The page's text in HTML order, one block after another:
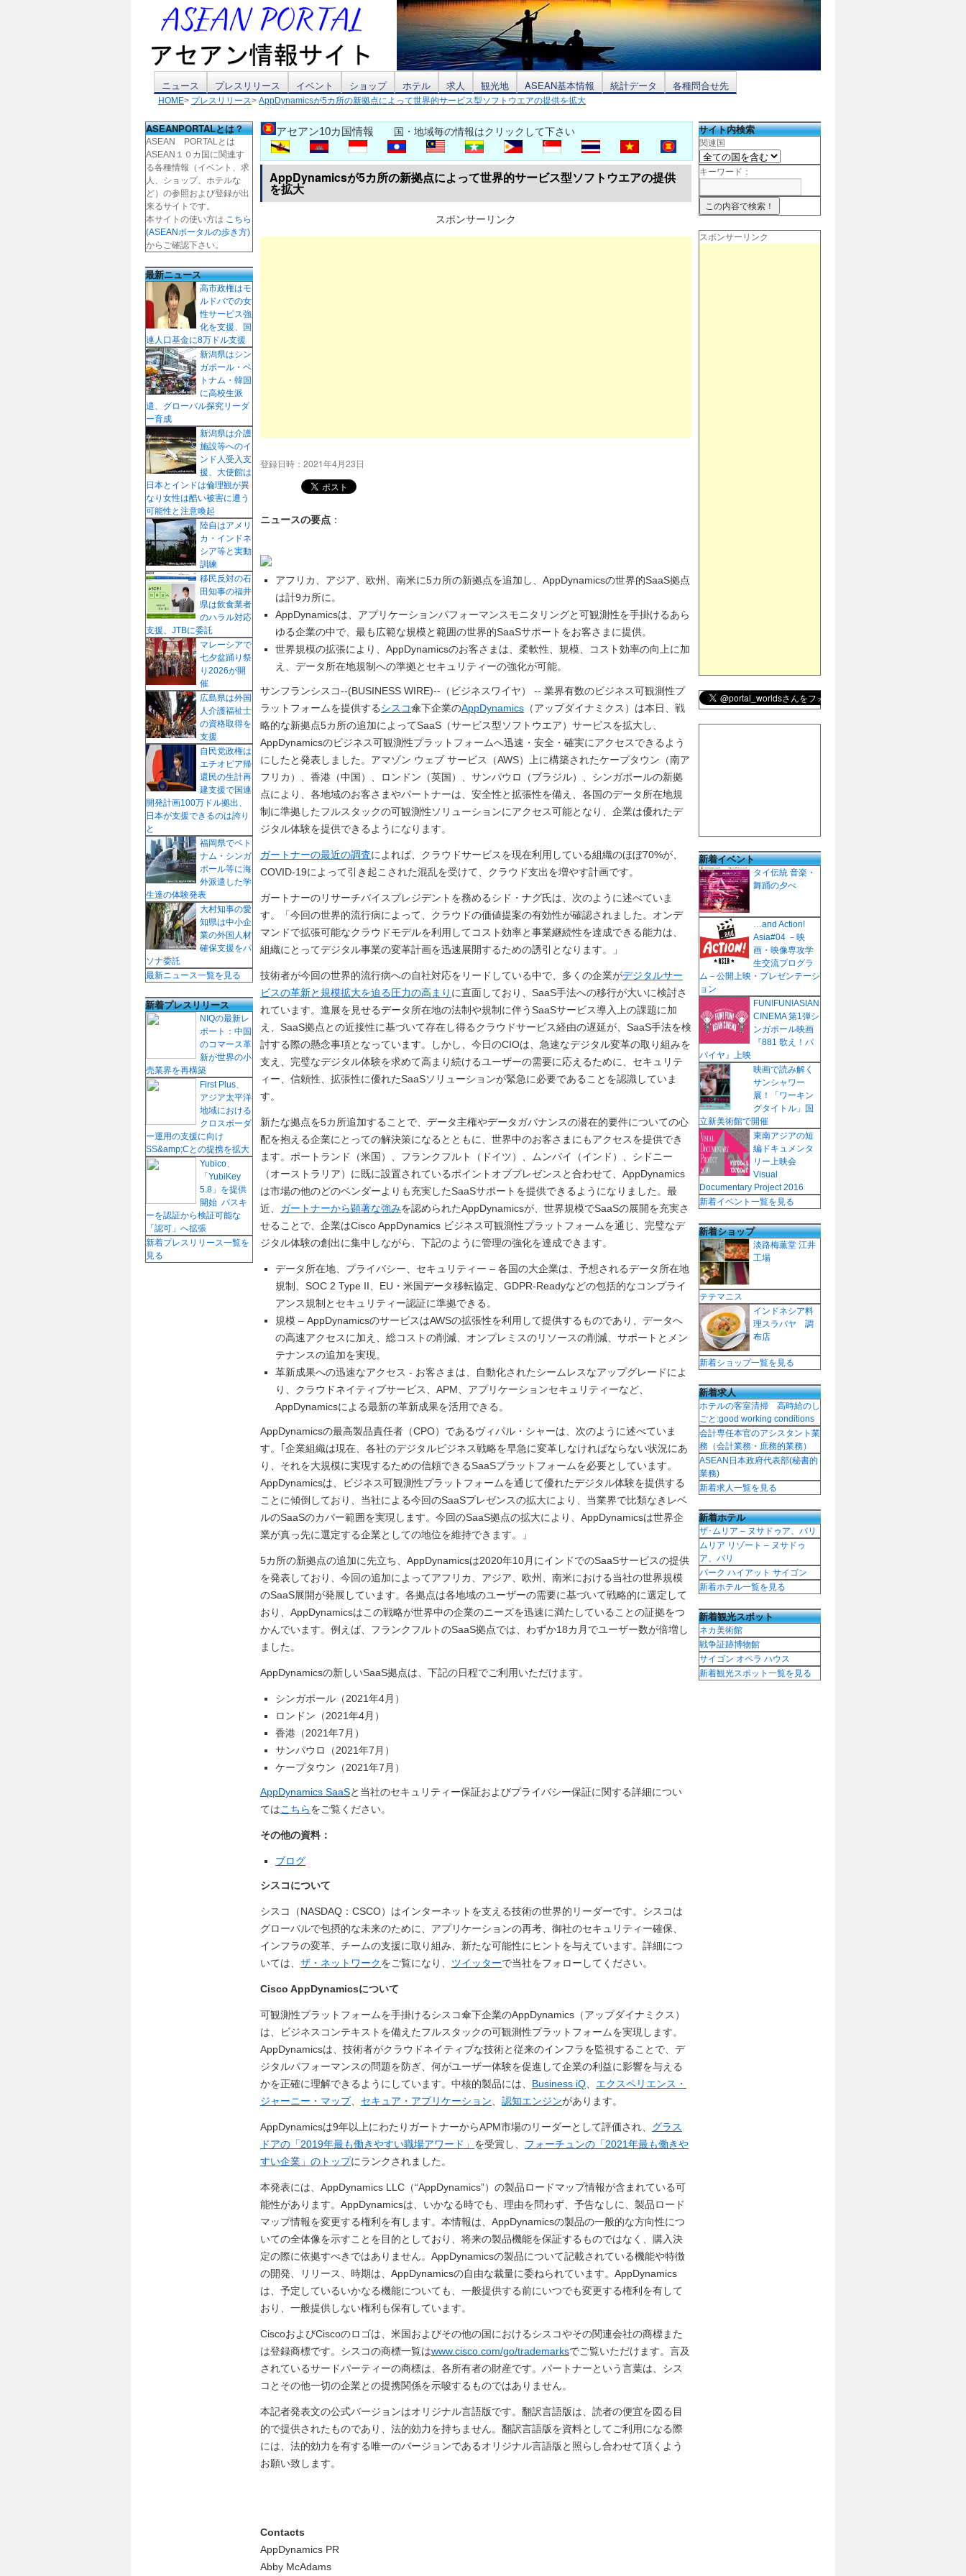
テ
ン
ツ
へ
ス
キ
ッ
プ
ニュース プレスリリース イベント ショップ ホテル 求人 観光地 ASEAN基本情報 統計データ 各種問合せ先
HOME> プレスリリース> AppDynamicsが5カ所の新拠点によって世界的サービス型ソフトウエアの提供を拡大
アセアン10カ国情報 国・地域毎の情報はクリックして下さい
AppDynamicsが5カ所の新拠点によって世界的サービス型ソフトウエアの提供
を拡大
スポンサーリンク
登録日時：2021年4月23日
ニュースの要点 ：
アフリカ、アジア、欧州、南米に5カ所の新拠点を追加し、AppDynamicsの世界的SaaS拠点
は計9カ所に。
AppDynamicsは、アプリケーションパフォーマンスモニタリングと可観測性を手掛けるあら
ゆる企業の中で、最も広範な規模と範囲の世界的SaaSサポートをお客さまに提供。
世界規模の拡張により、AppDynamicsのお客さまは、柔軟性、規模、コスト効率の向上に加
え、データ所在地規制への準拠とセキュリティーの強化が可能。
サンフランシスコ--(BUSINESS WIRE)--（ビジネスワイヤ） -- 業界有数のビジネス可観測性プ
ラットフォームを提供するシスコ傘下企業のAppDynamics （アップダイナミクス）は本日、戦
略的な新拠点5カ所の追加によってSaaS（サービス型ソフトウエア）サービスを拡大し、
AppDynamicsのビジネス可観測性プラットフォームへ迅速・安全・確実にアクセスできるよう
にしたと発表しました。アマゾン ウェブ サービス（AWS）上に構築されたケープタウン（南ア
フリカ）、香港（中国）、ロンドン（英国）、サンパウロ（ブラジル）、シンガポールの新拠
点により、各地域のお客さまやパートナーは、安全性と拡張性を備え、各国のデータ所在地規
制に準拠したフルスタックの可観測性ソリューションにアクセス可能となり、企業は優れたデ
ジタル体験を提供できるようになります。
ガートナーの最近の調査によれば、クラウドサービスを現在利用している組織のほぼ70%が、
COVID-19によって引き起こされた混乱を受けて、クラウド支出を増やす計画です。
ガートナーのリサーチバイスプレジデントを務めるシド・ナグ氏は、次のように述べていま
す。「今回の世界的流行病によって、クラウドの価値提案の有効性が確認されました。オンデ
マンドで拡張可能なクラウドモデルを利用してコスト効率と事業継続性を達成できる能力は、
組織にとってデジタル事業の変革計画を迅速展開するための誘引となります。」
技術者が今回の世界的流行病への自社対応をリードしている中で、多くの企業がデジタルサー
ビスの革新と規模拡大を迫る圧力の高まり に直面しており、SaaS手法への移行が大いに検討さ
れています。進展を見せるデータ所在地の法制や規制に伴うSaaSサービス導入上の課題に加
え、SaaS拠点との近接性に基づいて存在し得るクラウドサービス経由の遅延が、SaaS手法を検
討する際の懸念事項となっています。しかし、今日のCIOは、急速なデジタル変革の取り組みを
支え、完璧なデジタル体験を求めて高まり続けるユーザーの需要に応えるために、セキュリテ
ィー、信頼性、拡張性に優れたSaaSソリューションが緊急に必要であることを認識していま
す。
新たな拠点を5カ所追加することで、データ主権やデータガバナンスの潜在的要件についての心
配を抱える企業にとっての解決策になるとともに、世界中のお客さまにもアクセスを提供でき
ます。ポートランド（米国）、フランクフルト（ドイツ）、ムンバイ（インド）、シドニー
（オーストラリア）に既に設置されているポイントオブプレゼンスと合わせて、AppDynamics
は市場の他のどのベンダーよりも充実したSaaSサポートを提供できるようになりました。最
近、 ガートナーから顕著な強みを認められたAppDynamicsが、世界規模でSaaSの展開を充実さ
せることで、企業はCisco AppDynamics ビジネス可観測性プラットフォームを通じ、完璧なデ
ジタル体験の創出に集中しながら、下記のように管理の強化を達成できます。
データ所在地、プライバシー、セキュリティー – 各国の大企業は、予想されるデータ所在地
規制、SOC 2 Type II、EU・米国データ移転協定、GDPR-Readyなどの包括的なコンプライ
アンス規制とセキュリティー認証に準拠できる。
規模 – AppDynamicsのサービスはAWSの拡張性を利用して提供するものであり、データへ
の高速アクセスに加え、総コストの削減、オンプレミスのリソースの削減、サポートとメン
テナンスの追加を実現。
革新成果への迅速なアクセス - お客さまは、自動化されたシームレスなアップグレードによ
り、クラウドネイティブサービス、APM、アプリケーションセキュリティーなど、
AppDynamicsによる最新の革新成果を活用できる。
AppDynamicsの最高製品責任者（CPO）であるヴィパル・シャーは、次のように述べていま
す。｢企業組織は現在、各社のデジタルビジネス戦略を早急に変革しなければならない状況にあ
り、それを大規模に実現するための信頼できるSaaSプラットフォームを必要としています。
AppDynamicsは、ビジネス可観測性プラットフォームを通じて優れたデジタル体験を提供する
ことに傾倒しており、当社による今回のSaaSプレゼンスの拡大により、当業界で比類なきレベ
ルのSaaSのカバー範囲を実現します。今回のSaaS拠点の拡大により、AppDynamicsは世界企
業が真っ先に選定する企業としての地位を維持できます。」
5カ所の新拠点の追加に先立ち、AppDynamicsは2020年10月にインドでのSaaSサービスの提供
を発表しており、今回の追加によってアフリカ、アジア、欧州、南米における当社の世界規模
のSaaS展開が発展しています。各拠点は各地域のユーザーの需要に基づいて戦略的に選定して
おり、AppDynamicsはこの戦略が世界中の企業のニーズを迅速に満たしていることの証拠をつ
かんでいます。例えば、フランクフルトのSaaS拠点では、わずか18カ月でユーザー数が倍増し
ました。
AppDynamicsの新しいSaaS拠点は、下記の日程でご利用いただけます。
シンガポール（2021年4月）
ロンドン（2021年4月）
香港（2021年7月）
サンパウロ（2021年7月）
ケープタウン（2021年7月）
AppDynamics SaaSと当社のセキュリティー保証およびプライバシー保証に関する詳細につい
てはこちらをご覧ください。
その他の資料：
ブログ
シスコについて
シスコ（NASDAQ：CSCO）はインターネットを支える技術の世界的リーダーです。シスコは
グローバルで包摂的な未来のために、アプリケーションの再考、御社のセキュリティー確保、
インフラの変革、チームの支援に取り組み、新たな可能性にヒントを与えています。詳細につ
いては、 ザ・ネットワークをご覧になり、 ツイッターで当社をフォローしてください。
Cisco AppDynamicsについて
可観測性プラットフォームを手掛けるシスコ傘下企業のAppDynamics（アップダイナミクス）
は、ビジネスコンテキストを備えたフルスタックの可観測性プラットフォームを実現します。
AppDynamicsは、技術者がクラウドネイティブな技術と従来のインフラを監視することで、デ
ジタルパフォーマンスの問題を防ぎ、何がユーザー体験を促進して企業の利益に影響を与える
かを正確に理解できるようにしています。中核的製品には、 Business iQ
エクスペリエンス・
ジャーニー・マップ、 セキュア・アプリケーション 認知エンジンがあります。
AppDynamicsは9年以上にわたりガートナーからAPM市場のリーダーとして評価され、 グラス
ドアの「2019年最も働きやすい職場アワード」 を受賞し、 フォーチュンの「2021年最も働きや
すい企業」のトップにランクされました。
本発表には、AppDynamics LLC（“AppDynamics”）の製品ロードマップ情報が含まれている可
能性があります。AppDynamicsは、いかなる時でも、理由を問わず、予告なしに、製品ロード
マップ情報を変更する権利を有します。本情報は、AppDynamicsの製品の一般的な方向性につ
いての全体像を示すことを目的としており、将来の製品機能を保証するものではなく、購入決
定の際に依拠すべきではありません。AppDynamicsの製品について記載されている機能や特徴
の開発、リリース、時期は、AppDynamicsの自由な裁量に委ねられています。AppDynamics
は、予定しているいかなる機能についても、一般提供する前にいつでも変更する権利を有して
おり、一般提供しない権利も保有しています。
CiscoおよびCiscoのロゴは、米国およびその他の国におけるシスコやその関連会社の商標また
は登録商標です。シスコの商標一覧はwww.cisco.com/go/trademarksでご覧いただけます。言及
されているサードパーティーの商標は、各所有者の財産です。パートナーという言葉は、シス
コとその他一切の企業との提携関係を示唆するものではありません。
本記者発表文の公式バージョンはオリジナル言語版です。翻訳言語版は、読者の便宜を図る目
的で提供されたものであり、法的効力を持ちません。翻訳言語版を資料としてご利用になる際
には、法的効力を有する唯一のバージョンであるオリジナル言語版と照らし合わせて頂くよう
お願い致します。
Contacts
AppDynamics PR
Abby McAdams
ASEANPORTALとは？
ASEAN PORTALとは
ASEAN１０カ国に関連す
る各種情報（イベント、求
人、ショップ、ホテルな
ど）の参照および登録が出
来るサイトです。
本サイトの使い方は こちら
(ASEANポータルの歩き方)
からご確認下さい。
最新ニュース
高市政権はモ
ルドバでの女
性サービス強
化を支援、国
連人口基金に8万ドル支援
新潟県はシン
ガポール・ベ
トナム・韓国
に高校生派
遣、グローバル探究リーダ
ー育成
新潟県は介護
施設等へのイ
ンド人受入支
援、大使館は
日本とインドは倫理観が異
なり女性は酷い被害に遭う
可能性と注意喚起
陸自はアメリ
カ・インドネ
シア等と実動
訓練
移民反対の石
田知事の福井
県は飲食業者
のハラル対応
支援、JTBに委託
マレーシアで
七夕盆踊り祭
り2026が開
催
広島県は外国
人介護福祉士
の資格取得を
支援
自民党政権は
エチオピア帰
還民の生計再
建支援で国連
開発計画100万ドル拠出、
日本が支援できるのは誇り
と
福岡県でベト
ナム・シンガ
ポール等に海
外派遣した学
生達の体験発表
大村知事の愛
知県は中小企
業の外国人材
確保支援をパ
ソナ委託
最新ニュース一覧を見る
新着プレスリリース
NIQの最新レ
ポート：中国
のコマース革
新が世界の小
売業界を再構築
First Plus、
アジア太平洋
地域における
クロスボーダ
ー運用の支援に向け
SS&amp;Cとの提携を拡大
Yubico、
「YubiKey
5.8」を提供
開始 パスキ
ーを認証から検証可能な
「認可」へ拡張
新着プレスリリース一覧を
見る
サイト内検索
関連国
キーワード：
スポンサーリンク
新着イベント
タイ伝統 音楽・
舞踊の夕べ
…and Action!
Asia#04 －映
画・映像専攻学
生交流プログラ
ム－公開上映・プレゼンテーシ
ョン
FUN!FUN!ASIAN
CINEMA 第1弾シ
ンガポール映画
『881 歌え！パ
パイヤ』上映
映画で読み解く
サンシャワー
展！「ワーキン
グタイトル」国
立新美術館で開催
東南アジアの短
編ドキュメンタ
リー上映会
Visual
Documentary Project 2016
新着イベント一覧を見る
新着ショップ
淡路梅薫堂 江井
工場
テテマニス
インドネシア料
理スラバヤ 調
布店
新着ショップ一覧を見る
新着求人
ホテルの客室清掃 高時給のし
ごと:good working conditions
会計専任本官のアシスタント業
務（会計業務・庶務的業務）
ASEAN日本政府代表部(秘書的
業務)
新着求人一覧を見る
新着ホテル
ザ･ムリア – ヌサドゥア、バリ
ムリア リゾート – ヌサドゥ
ア、バリ
パーク ハイアット サイゴン
新着ホテル一覧を見る
新着観光スポット
ネカ美術館
戦争証跡博物館
サイゴン オペラ ハウス
新着観光スポット一覧を見る